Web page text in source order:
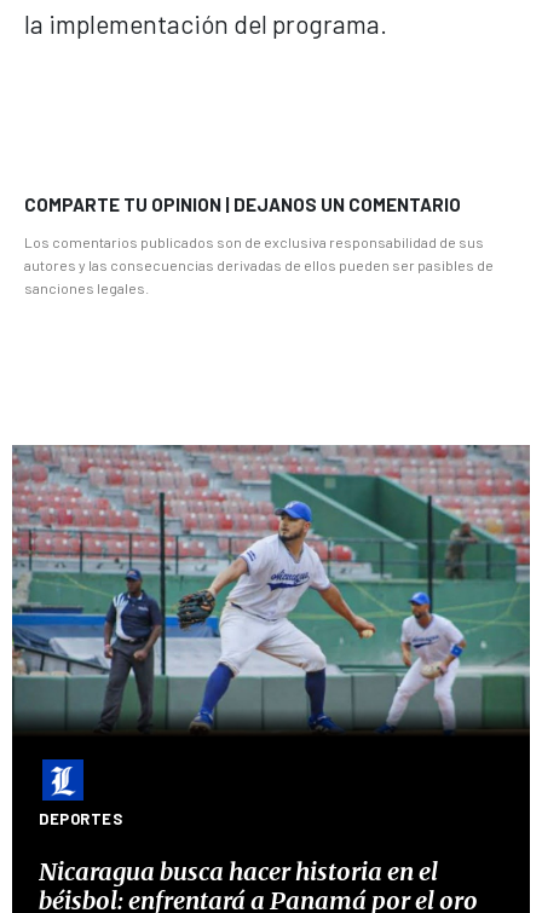
la implementación del programa.
COMPARTE TU OPINION | DEJANOS UN COMENTARIO
Los comentarios publicados son de exclusiva responsabilidad de sus
autores y las consecuencias derivadas de ellos pueden ser pasibles de
sanciones legales.
DEPORTES
Nicaragua busca hacer historia en el
béisbol: enfrentará a Panamá por el oro